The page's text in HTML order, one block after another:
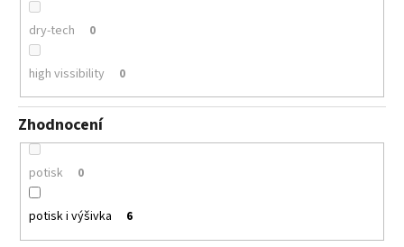
dry-tech 0
high vissibility 0
Zhodnocení
potisk 0
potisk i výšivka 6